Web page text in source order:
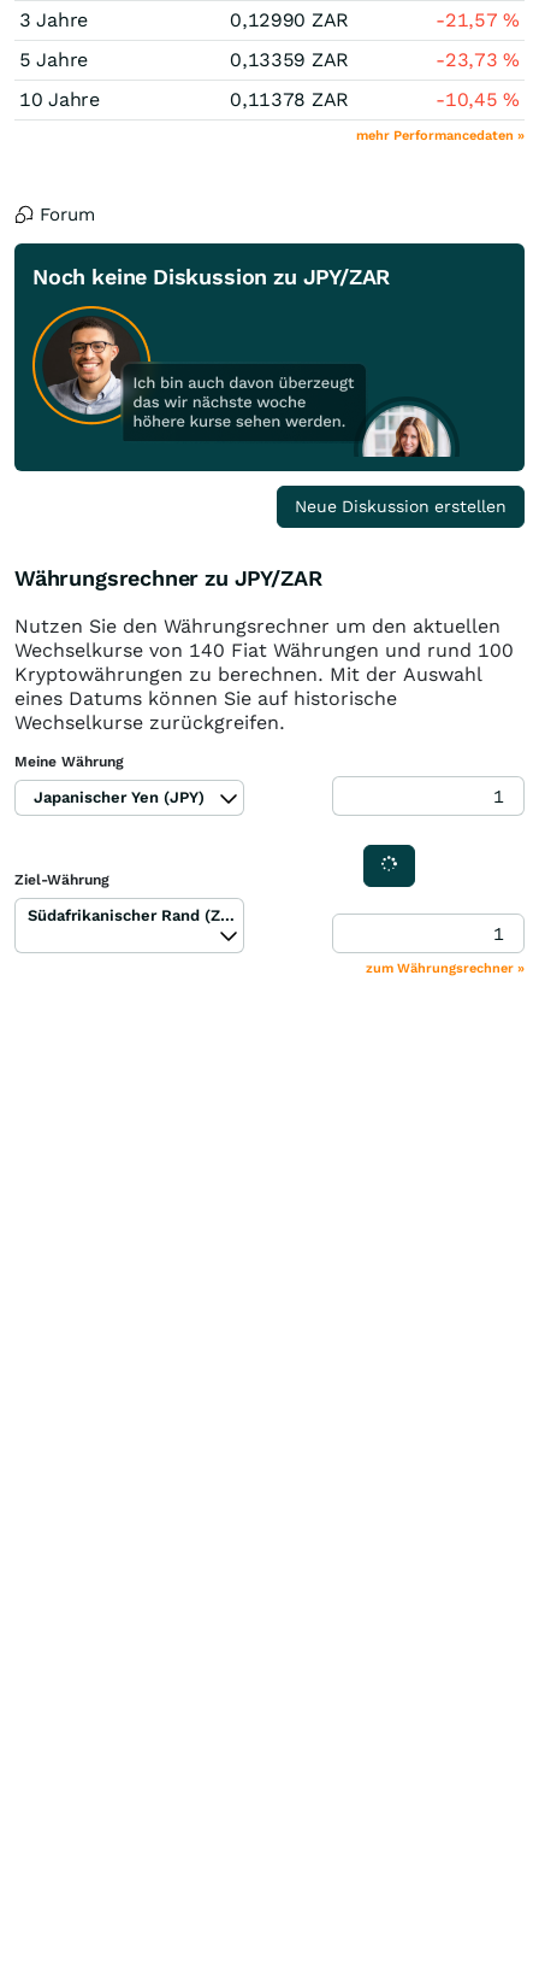
3 Jahre 0,12990 ZAR -21,57%
5 Jahre
0,13359 ZAR -23,73%
10 Jahre
0,11378 ZAR -10,45%
mehr Performancedaten »
Forum
Noch keine Diskussion zu JPY/ZAR
Neue Diskussion erstellen
Währungsrechner zu JPY/ZAR
Nutzen Sie den Währungsrechner um den aktuellen
Wechselkurse von 140 Fiat Währungen und rund 100
Kryptowährungen zu berechnen. Mit der Auswahl
eines Datums können Sie auf historische
Wechselkurse zurückgreifen.
Meine Währung
Japanischer Yen (JPY)
Ziel-Währung
Südafrikanischer Rand (ZAR)
zum Währungsrechner »